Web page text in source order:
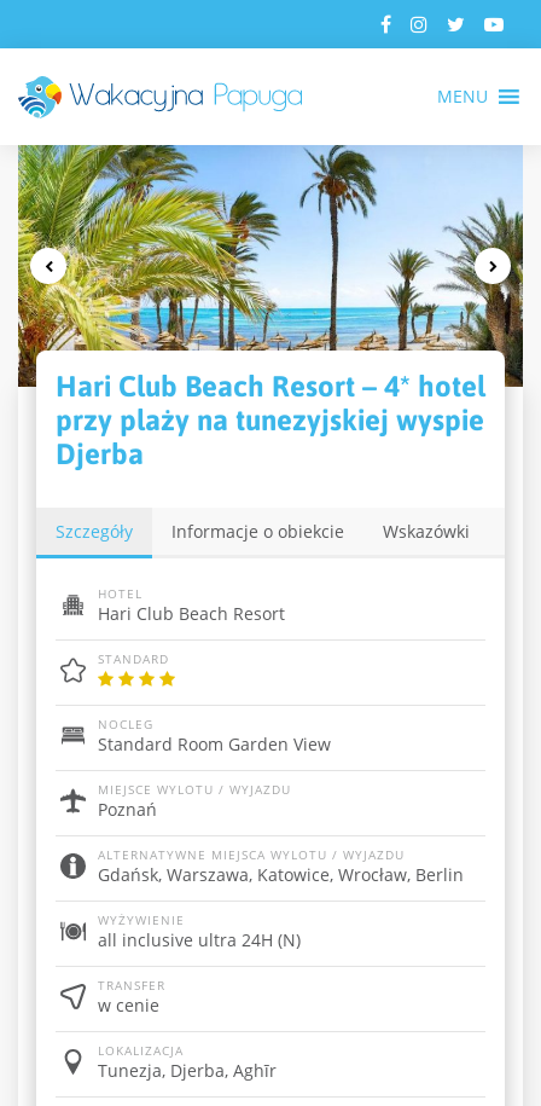
MENU
Hari Club Beach Resort – 4* hotel
przy plaży na tunezyjskiej wyspie
Djerba
Szczegóły Informacje o obiekcie Wskazówki
HOTEL
Hari Club Beach Resort
STANDARD
NOCLEG
Standard Room Garden View
MIEJSCE WYLOTU / WYJAZDU
Poznań
ALTERNATYWNE MIEJSCA WYLOTU / WYJAZDU
Gdańsk, Warszawa, Katowice, Wrocław, Berlin
WYŻYWIENIE
all inclusive ultra 24H (N)
TRANSFER
w cenie
LOKALIZACJA
Tunezja, Djerba, Aghīr